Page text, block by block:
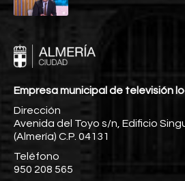
Empresa municipal de televisión
Dirección
Avenida del Toyo s/n, Edificio
(Almería) C.P. 04131
Teléfono
950 208 565